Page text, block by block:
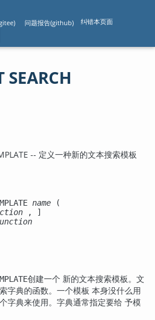
问题报告(github) 纠错本页面
SEARCH
-- 定义一种新的文本搜索模板
name (
, ]
创建一个 新的文本搜索模板。文
字典的函数。一个模板 本身没什么用
字典来使用。字典通常指定要给 予模